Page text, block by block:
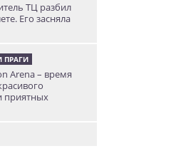
ТЦ разбил
Его засняла
ПРАГИ
Arena – время
приятных